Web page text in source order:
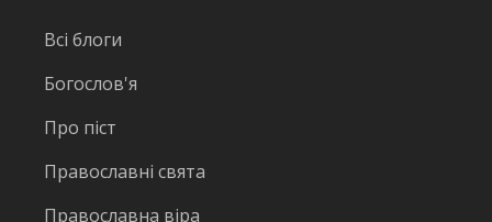
Всі блоги
Богослов'я
Про піст
Православні свята
Православна віра